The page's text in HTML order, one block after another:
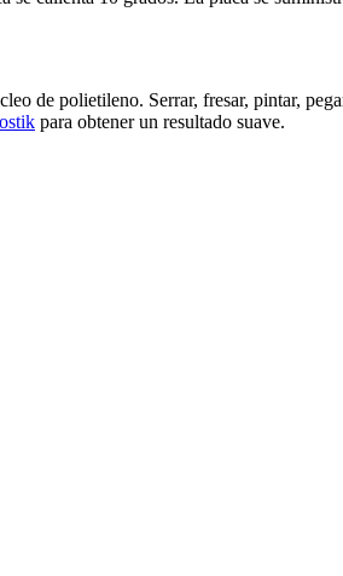
de polietileno. Serrar, fresar, pintar,
para obtener un resultado suave.